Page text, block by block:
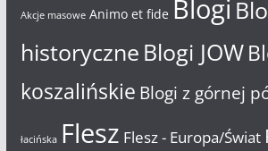
Akcje masowe Animo et fide Blogi
historyczne Blogi JOW
koszalińskie Blogi z górnej
łacińska Flesz Flesz - Europa/Świat